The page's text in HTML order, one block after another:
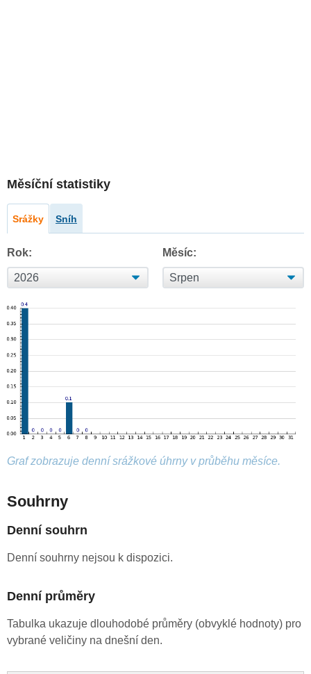
Měsíční statistiky
Srážky Sníh
Rok: Měsíc:
Graf zobrazuje denní srážkové úhrny v průběhu měsíce.
Souhrny
Denní souhrn
Denní souhrny nejsou k dispozici.
Denní průměry
Tabulka ukazuje dlouhodobé průměry (obvyklé hodnoty) pro
vybrané veličiny na dnešní den.